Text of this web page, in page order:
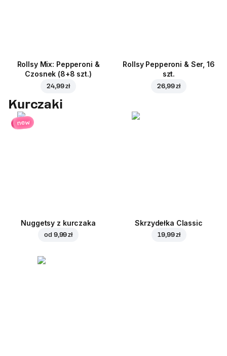
Rollsy Mix: Pepperoni &
Czosnek (8+8 szt.)
24,99 zł
Rollsy Pepperoni & Ser, 16
szt.
26,99 zł
Kurczaki
new
Nuggetsy z kurczaka
od 9,99 zł
Skrzydełka Classic
19,99 zł